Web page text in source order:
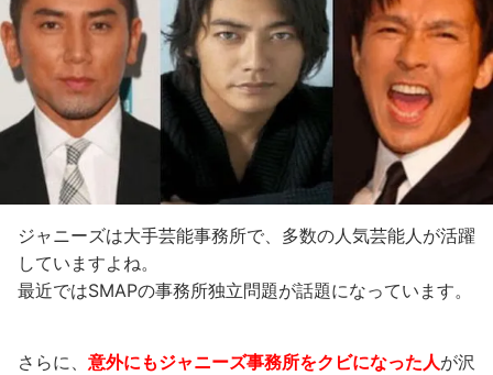
ジャニーズは大手芸能事務所で、多数の人気芸能人が活躍
していますよね。
最近ではSMAPの事務所独立問題が話題になっています。
さらに、 意外にもジャニーズ事務所をクビになった人が沢